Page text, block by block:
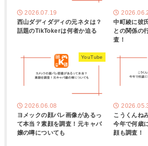
2026.07.19
西山ダディダディの元ネタは？
話題のTikTokerは何者か迫る
中町綾に彼
との関係の
査！
YouTube
2026.06.08
ヨメックの顔バレ画像があるっ
て本当？素顔を調査！元キャバ
嬢の噂についても
こうくんね
今年で何歳
顔も調査！